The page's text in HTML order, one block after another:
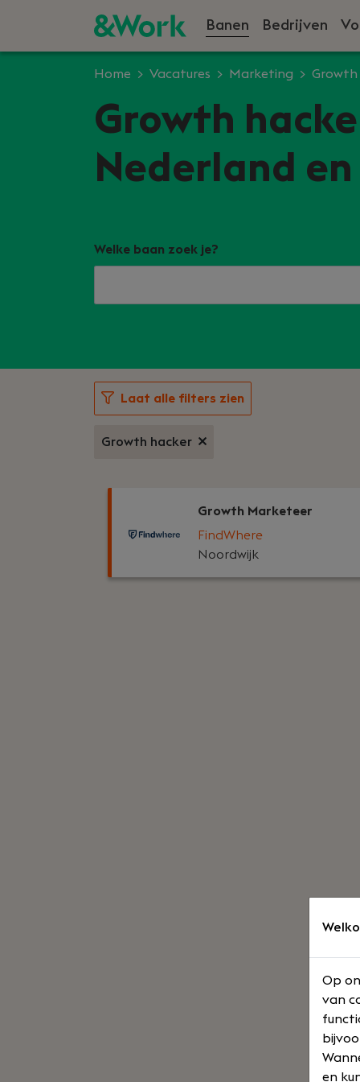
Banen Bedrijven
Home Vacatures Marketing Growth
Growth
Nederland
Welke baan zoek je?
Laat alle filters zien
Growth hacker
Growth Marketeer
FindWhere
Noordwijk
Op
van
en